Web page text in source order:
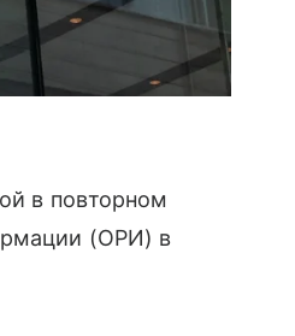
в повторном
(ОРИ) в